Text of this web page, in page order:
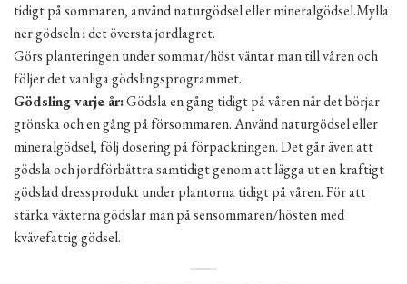
tidigt på sommaren, använd naturgödsel eller mineralgödsel.Mylla
ner gödseln i det översta jordlagret.
Görs planteringen under sommar/höst väntar man till våren och
följer det vanliga gödslingsprogrammet.
Gödsling varje år:Gödsla en gång tidigt på våren när det börjar
grönska och en gång på försommaren. Använd naturgödsel eller
mineralgödsel, följ dosering på förpackningen. Det går även att
gödsla och jordförbättra samtidigt genom att lägga ut en kraftigt
gödslad dressprodukt under plantorna tidigt på våren. För att
stärka växterna gödslar man på sensommaren/hösten med
kvävefattig gödsel.